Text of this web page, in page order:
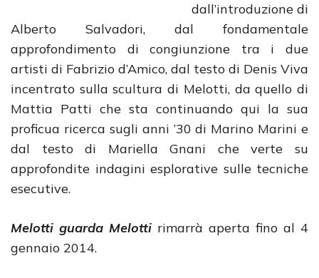
dall’introduzione di
Alberto Salvadori, dal fondamentale
approfondimento di congiunzione tra i due
artisti di Fabrizio d’Amico, dal testo di Denis Viva
incentrato sulla scultura di Melotti, da quello di
Mattia Patti che sta continuando qui la sua
proficua ricerca sugli anni ’30 di Marino Marini e
dal testo di Mariella Gnani che verte su
approfondite indagini esplorative sulle tecniche
esecutive.
Melotti guarda Melotti rimarrà aperta fino al 4
gennaio 2014.